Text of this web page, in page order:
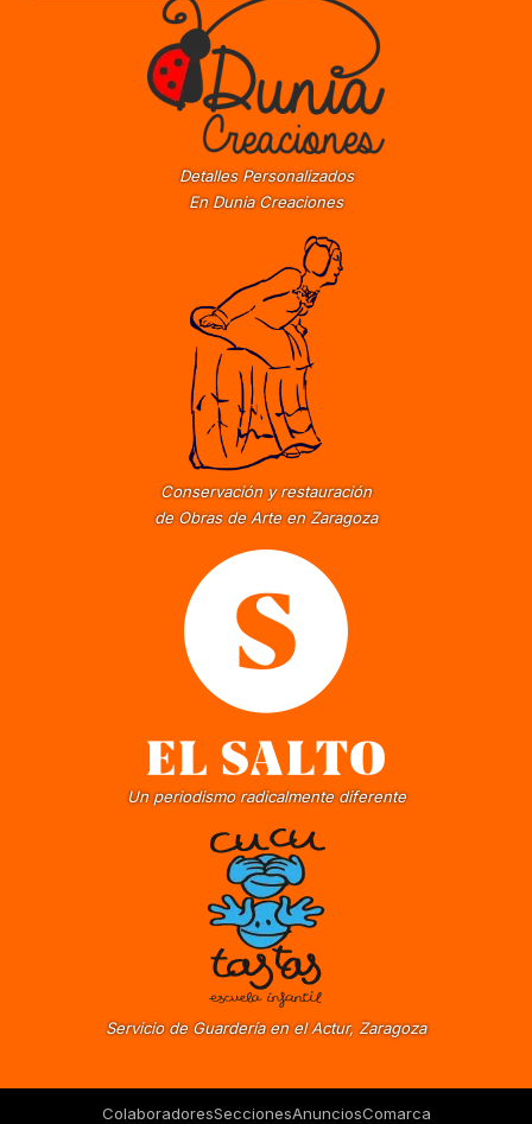
Detalles Personalizados
En Dunia Creaciones
Conservación y restauración
de Obras de Arte en Zaragoza
Un periodismo radicalmente diferente
Servicio de Guardería en el Actur, Zaragoza
ColaboradoresSeccionesAnunciosComarca